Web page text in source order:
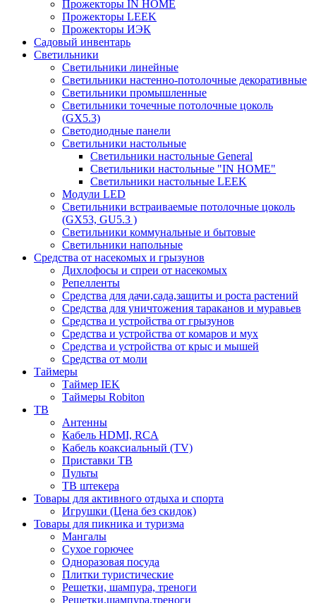
Прожекторы IN HOME
Прожекторы LEEK
Прожекторы ИЭК
Садовый инвентарь
Светильники
Светильники линейные
Светильники настенно-потолочные декоративные
Светильники промышленные
Светильники точечные потолочные цоколь
(GX5.3)
Светодиодные панели
Cветильники настольные
Светильники настольные General
Светильники настольные "IN HOME"
Светильники настольные LEEK
Модули LED
Светильники встраиваемые потолочные цоколь
(GX53, GU5.3 )
Светильники коммунальные и бытовые
Светильники напольные
Средства от насекомых и грызунов
Дихлофосы и спреи от насекомых
Репелленты
Средства для дачи,сада,защиты и роста растений
Средства для уничтожения тараканов и муравьев
Средства и устройства от грызунов
Средства и устройства от комаров и мух
Средства и устройства от крыс и мышей
Средства от моли
Таймеры
Таймер IEK
Таймеры Robiton
ТВ
Антенны
Кабель HDMI, RCA
Кабель коаксиальный (TV)
Приставки ТВ
Пульты
ТВ штекера
Товары для активного отдыха и спорта
Игрушки (Цена без скидок)
Товары для пикника и туризма
Мангалы
Сухое горючее
Одноразовая посуда
Плитки туристические
Решетки, шампура, треноги
Решетки,шампура,треноги